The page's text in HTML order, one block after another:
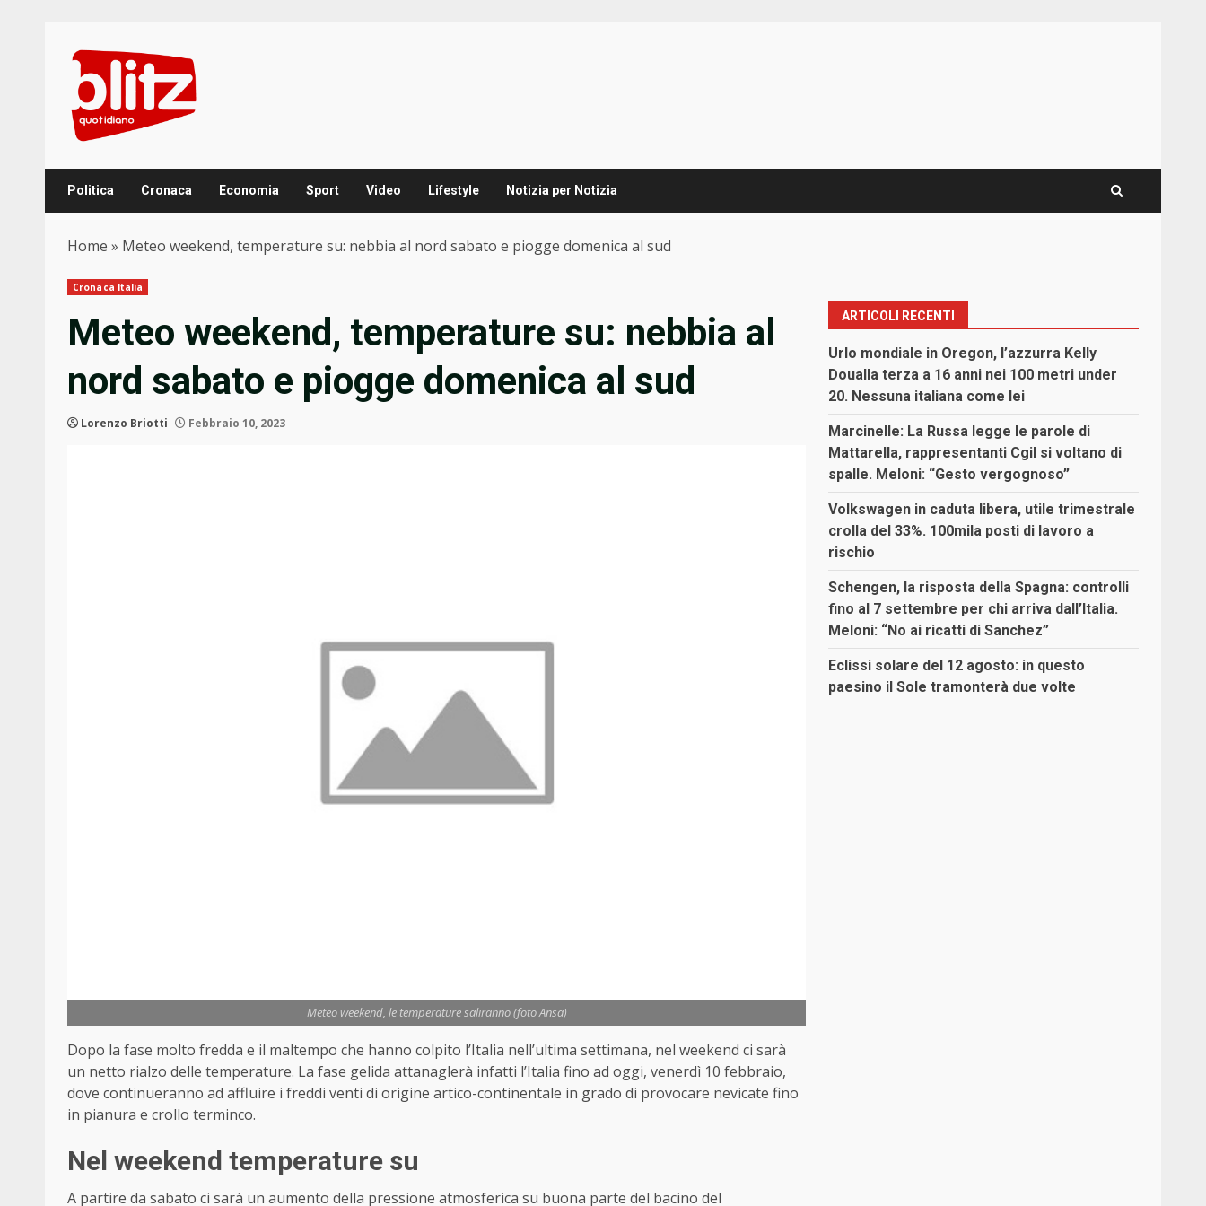
content
Politica Cronaca Economia Sport Video Lifestyle Notizia per Notizia
Home » Meteo weekend, temperature su: nebbia al nord sabato e piogge domenica al sud
Cronaca Italia
Meteo weekend, temperature su: nebbia al
nord sabato e piogge domenica al sud
Lorenzo Briotti Febbraio 10, 2023
Meteo weekend, le temperature saliranno (foto Ansa)
Dopo la fase molto fredda e il maltempo che hanno colpito l’Italia nell’ultima settimana, nel weekend ci sarà
un netto rialzo delle temperature. La fase gelida attanaglerà infatti l’Italia fino ad oggi, venerdì 10 febbraio,
dove continueranno ad affluire i freddi venti di origine artico-continentale in grado di provocare nevicate fino
in pianura e crollo terminco.
Nel weekend temperature su
A partire da sabato ci sarà un aumento della pressione atmosferica su buona parte del bacino del
ARTICOLI RECENTI
Urlo mondiale in Oregon, l’azzurra Kelly
Doualla terza a 16 anni nei 100 metri under
20. Nessuna italiana come lei
Marcinelle: La Russa legge le parole di
Mattarella, rappresentanti Cgil si voltano di
spalle. Meloni: “Gesto vergognoso”
Volkswagen in caduta libera, utile trimestrale
crolla del 33%. 100mila posti di lavoro a
rischio
Schengen, la risposta della Spagna: controlli
fino al 7 settembre per chi arriva dall’Italia.
Meloni: “No ai ricatti di Sanchez”
Eclissi solare del 12 agosto: in questo
paesino il Sole tramonterà due volte